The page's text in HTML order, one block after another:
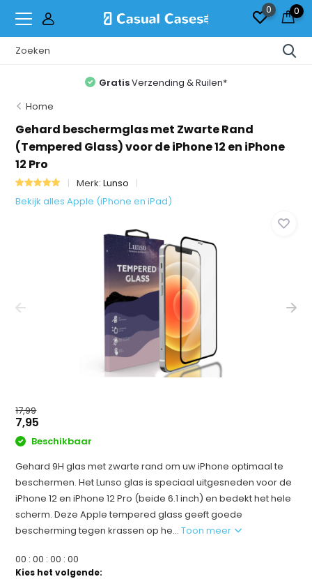
0 0
GratisVerzending & Ruilen*
Home
Gehard beschermglas met Zwarte Rand
(Tempered Glass) voor de iPhone 12 en iPhone
12 Pro
Merk:Lunso
Bekijk alles Apple (iPhone en iPad)
17,99
7,95
Beschikbaar
Gehard 9H glas met zwarte rand om uw iPhone optimaal te
beschermen. Het Lunso glas is speciaal uitgesneden voor de
iPhone 12 en iPhone 12 Pro (beide 6.1 inch) en bedekt het hele
scherm. Deze Apple tempered glass geeft goede
bescherming tegen krassen op he...Toon meer
00 :00 :00 :00
Kies het volgende: